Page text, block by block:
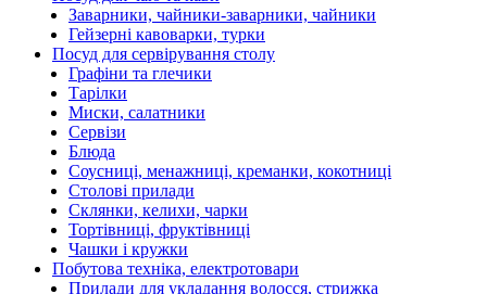
Заварники, чайники-заварники, чайники
Гейзерні кавоварки, турки
Посуд для сервірування столу
Графіни та глечики
Тарілки
Миски, салатники
Сервізи
Блюда
Соусниці, менажниці, креманки, кокотниці
Столові прилади
Склянки, келихи, чарки
Тортівниці, фруктівниці
Чашки і кружки
Побутова техніка, електротовари
Прилади для укладання волосся, стрижка